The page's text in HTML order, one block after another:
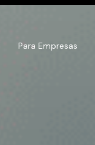
Para Empresas